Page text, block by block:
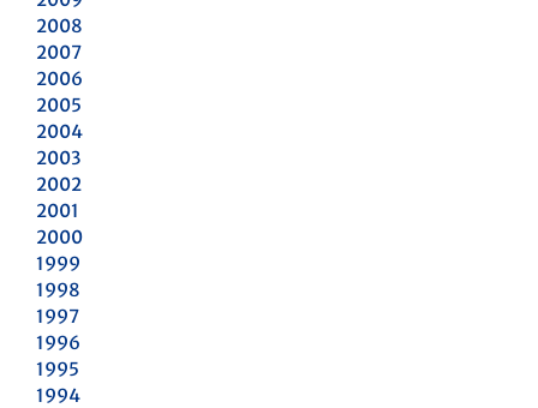
2008
2007
2006
2005
2004
2003
2002
2001
2000
1999
1998
1997
1996
1995
1994